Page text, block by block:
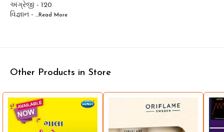
અંગ્રેજી - 120
વિજ્ઞાન - ...Read More
Other Products in Store